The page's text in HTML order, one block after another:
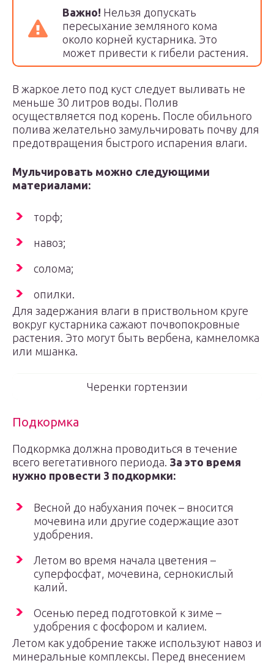
Важно! Нельзя допускать
пересыхание земляного кома
около корней кустарника. Это
может привести к гибели растения.
В жаркое лето под куст следует выливать не
меньше 30 литров воды. Полив
осуществляется под корень. После обильного
полива желательно замульчировать почву для
предотвращения быстрого испарения влаги.
Мульчировать можно следующими
материалами:
торф;
навоз;
солома;
опилки.
Для задержания влаги в приствольном круге
вокруг кустарника сажают почвопокровные
растения. Это могут быть вербена, камнеломка
или мшанка.
Черенки гортензии
Подкормка
Подкормка должна проводиться в течение
всего вегетативного периода. За это время
нужно провести 3 подкормки:
Весной до набухания почек – вносится
мочевина или другие содержащие азот
удобрения.
Летом во время начала цветения –
суперфосфат, мочевина, сернокислый
калий.
Осенью перед подготовкой к зиме –
удобрения с фосфором и калием.
Летом как удобрение также используют навоз и
минеральные комплексы. Перед внесением